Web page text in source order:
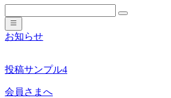
お知らせ
投稿サンプル4
会員さまへ